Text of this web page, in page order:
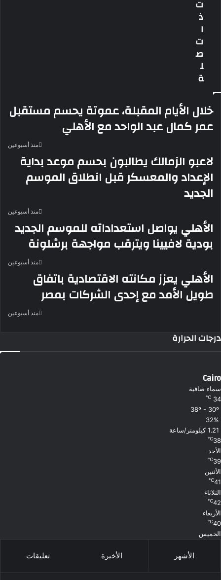
الصيفي
ت
ذ
ا
ت
ص
ل
ة
خلال الأيام المقبلة، عموتة يحسم مستقبل
عمر كمال عبد الواحد مع الأهلي
منذ أسبوعين
لاعبو الزمالك يطالبون بحسم موعد بداية
الإعداد والمعسكر قبل انطلاق الموسم
الجديد
منذ أسبوعين
الأهلي يواصل استعداداته للموسم الجديد
بودية لافيينا ويترقب مواجهة برشلونة
منذ أسبوعين
الأهلي يعزز مكانته الاقتصادية باتفاق
طويل الأمد مع إحدى الشركات بمصر
منذ أسبوعين
درجات الحرارة
Cairo
سماء صافية
34
℃
32%
1.21 كيلومتر/ساعة
38
℃
الأحد
39
℃
الأثنين
41
℃
الثلاثاء
42
℃
الأربعاء
40
℃
الخميس
الأشهر الأخيرة تعليقات